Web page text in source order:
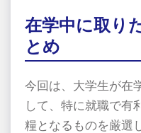
在学中に取り
とめ
今回は、大学生が在
して、特に就職で有
糧となるものを厳選